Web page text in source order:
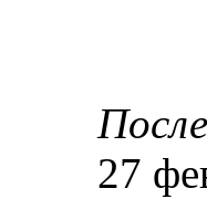
27